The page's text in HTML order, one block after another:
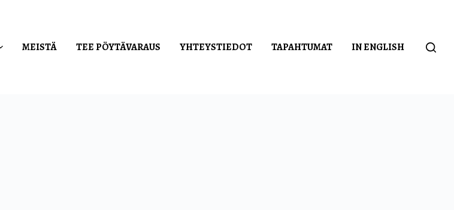
MEISTÄ TEE PÖYTÄVARAUS YHTEYSTIEDOT TAPAHTUMAT IN ENGLISH